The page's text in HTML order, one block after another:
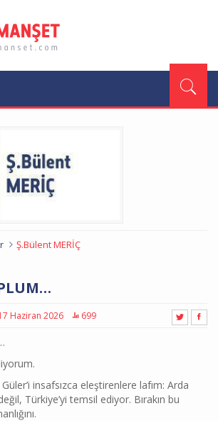
Ş.Bülent MERİÇ
Haziran 2026 699
insafsızca eleştirenlere lafım: Arda
Türkiye’yi temsil ediyor. Bırakın bu